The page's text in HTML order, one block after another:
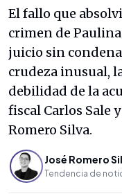
El fallo que
crimen de
juicio sin
crudeza inusual,
debilidad de la
fiscal Carlos Sale
Romero Silva.
José Romero
Tendencia de